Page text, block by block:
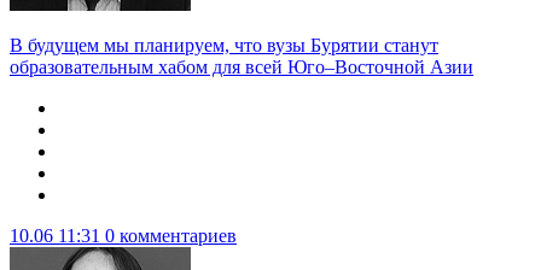
В будущем мы планируем, что вузы Бурятии станут
образовательным хабом для всей Юго–Восточной Азии
10.06 11:31 0 комментариев